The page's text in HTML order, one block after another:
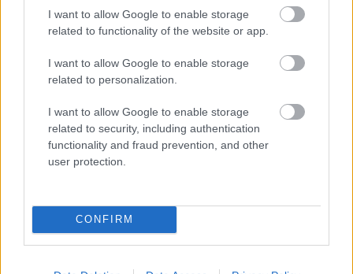
I want to allow Google to enable storage
related to functionality of the website or app.
I want to allow Google to enable storage
related to personalization.
I want to allow Google to enable storage
related to security, including authentication
functionality and fraud prevention, and other
user protection.
CONFIRM
Α.Ο. Θήρας